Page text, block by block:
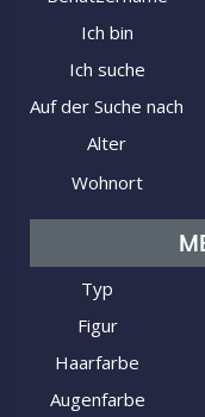
Ich bin
Ich suche
Auf der Suche nach
Alter
Wohnort
Typ
Figur
Haarfarbe
Augenfarbe